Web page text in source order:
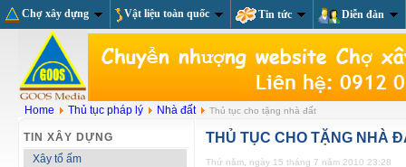
Chợ xây dựng Vật liệu toàn quốc Tin tức Diễn đàn
Home Thủ tục pháp lý Nhà đất Thủ tục cho tặng nhà đất
TIN XÂY DỰNG
Xây tổ ấm
THỦ TỤC CHO TẶNG NHÀ
Thứ năm, ngày 15 tháng 7 năm 2010 23:28